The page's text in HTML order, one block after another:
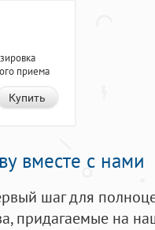
приема
Купить
вместе с нами
шаг для
придагаемые на